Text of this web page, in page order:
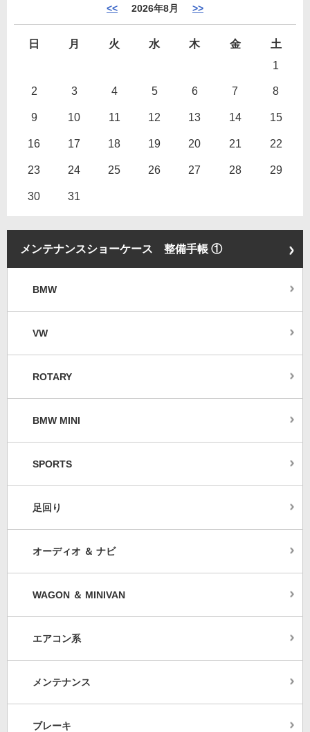
<< 2026年8月 >>
日 月 火 水 木 金
土
1
2 3 4 5 6 7 8
9 10 11 12 13 14 15
16 17 18 19 20 21 22
23 24 25 26 27 28 29
30 31
メンテナンスショーケース 整備手帳 ①
BMW
VW
ROTARY
BMW MINI
SPORTS
足回り
オーディオ ＆ ナビ
WAGON ＆ MINIVAN
エアコン系
メンテナンス
ブレーキ